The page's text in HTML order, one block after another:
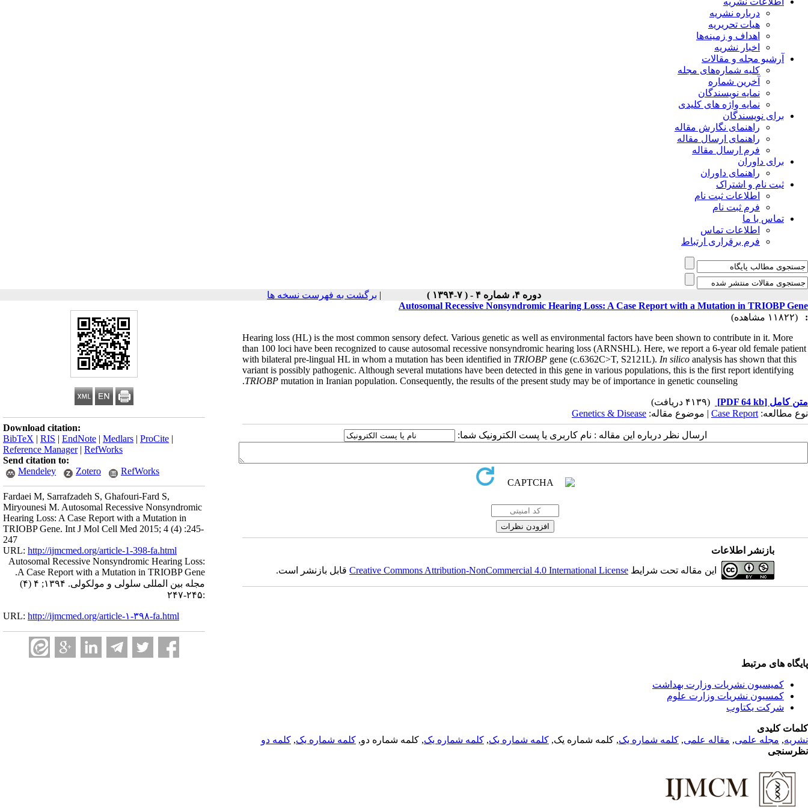
درباره نشریه
هیات تحریریه
اهداف و زمینه‌ها
اخبار نشریه
آرشیو مجله و مقالات
کلیه شماره‌های مجله
آخرین شماره
نمایه نویسندگان
نمایه واژه های کلیدی
برای نویسندگان
راهنمای نگارش مقاله
راهنمای ارسال مقاله
فرم ارسال مقاله
برای داوران
راهنمای داوران
ثبت نام و اشتراک
اطلاعات ثبت نام
فرم ثبت نام
تماس با ما
اطلاعات تماس
فرم برقراری ارتباط
دوره ۴، شماره ۴ - ( ۷-۱۳۹۴ ) | برگشت به فهرست نسخه ها
Download citation:
BibTeX | RIS | EndNote | Medlars | ProCite |
Reference Manager| RefWorks
Send citation to:
Mendeley
Zotero RefWorks
Fardaei M, Sarrafzadeh S, Ghafouri-Fard S,
Miryounesi M. Autosomal Recessive Nonsyndromic
Hearing Loss: A Case Report with a Mutation in
TRIOBP Gene. Int J Mol Cell Med 2015; 4 (4) :245-
247
URL: http://ijmcmed.org/article-1-398-fa.html
Autosomal Recessive Nonsyndromic Hearing Loss:
A Case Report with a Mutation in TRIOBP Gene.
مجله بین المللی سلولی و مولکولی. ۱۳۹۴; ۴ (۴)
:۲۴۵-۲۴۷
URL: http://ijmcmed.org/article-۱-۳۹۸-fa.html
Autosomal Recessive Nonsyndromic Hearing Loss: A Case Report with a Mutation in TRIOBP Gene
:
(۱۱۸۲۲ مشاهده)
Hearing loss (HL) is the most common sensory defect. Various genetic as well as environmental factors have been shown to contribute in it. More
than 100 loci have been recognized to cause autosomal recessive nonsyndromic hearing loss (ARNSHL). Here, we report a 6-year old female patient
with bilateral pre-lingual HL in whom a mutation has been identified in TRIOBP gene (c.6362C>T, S2121L). In silico analysis has shown that this
variant is possibly pathogenic. Although several mutations have been detected in this gene in various populations, this is the first report identifying
TRIOBP mutation in Iranian population. Consequently, the results of the present study may be of importance in genetic counseling.
متن کامل [PDF 64 kb]
(۴۱۳۹ دریافت)
نوع مطالعه: Case Report | موضوع مقاله: Genetics & Disease
ارسال نظر درباره این مقاله : نام کاربری یا پست الکترونیک شما:
بازنشر اطلاعات
این مقاله تحت شرایط Creative Commons Attribution-NonCommercial 4.0 International Licenseقابل بازنشر است.
پایگاه های مرتبط
کمیسیون نشریات وزارت بهداشت
کمسیون نشریات وزارت علوم
شرکت یکتاوب
کلمات کلیدی
نشریه, مجله علمی, مقاله علمی, کلمه شماره یک, کلمه شماره یک, کلمه شماره یک, کلمه شماره یک, کلمه شماره دو, کلمه شماره یک, کلمه دو
نظرسنجی